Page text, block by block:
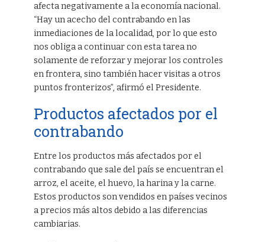
afecta negativamente a la economía nacional.
“Hay un acecho del contrabando en las
inmediaciones de la localidad, por lo que esto
nos obliga a continuar con esta tarea no
solamente de reforzar y mejorar los controles
en frontera, sino también hacer visitas a otros
puntos fronterizos”, afirmó el Presidente.
Productos afectados por el
contrabando
Entre los productos más afectados por el
contrabando que sale del país se encuentran el
arroz, el aceite, el huevo, la harina y la carne.
Estos productos son vendidos en países vecinos
a precios más altos debido a las diferencias
cambiarias.